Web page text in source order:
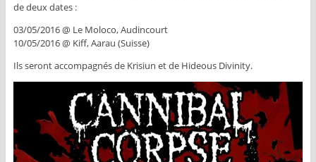
de deux dates :
03/05/2016 @ Le Moloco, Audincourt
10/05/2016 @ Kiff, Aarau (Suisse)
Ils seront accompagnés de Krisiun et de Hideous Divinity.